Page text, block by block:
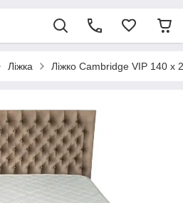
Ліжка Ліжко Cambridge VIP 140 х